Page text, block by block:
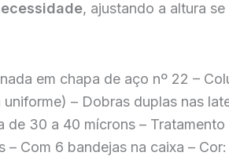
, ajustando a altura se
em chapa de aço nº 22 –
– Dobras duplas nas
de 30 a 40 mícrons – Tratamento
Com 6 bandejas na caixa – Cor: